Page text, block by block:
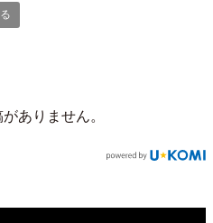
ありません。